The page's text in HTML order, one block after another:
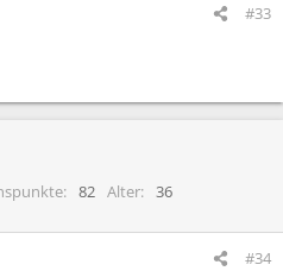
#33
82 Alter
36
#34